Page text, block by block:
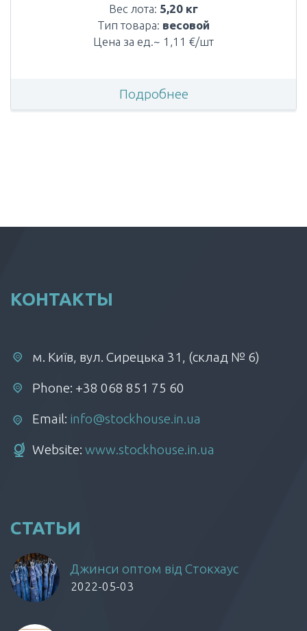
Вес лота: 5,20 кг
Тип товара: весовой
Цена за ед.~ 1,11 €/шт
Подробнее
КОНТАКТЫ
м. Київ, вул. Сирецька 31, (склад № 6)
Phone: +38 068 851 75 60
Email: info@stockhouse.in.ua
Website: www.stockhouse.in.ua
СТАТЬИ
Джинси оптом від Стокхаус
2022-05-03